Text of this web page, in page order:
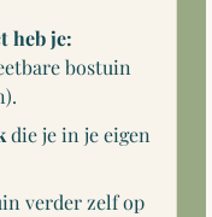
heb je:
bostuin
die je in je eigen
verder zelf op